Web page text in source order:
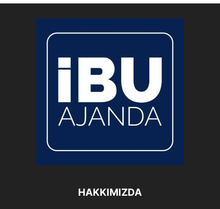
HAKKIMIZDA